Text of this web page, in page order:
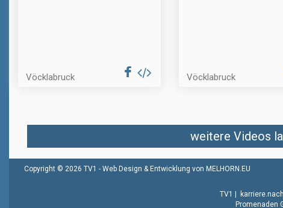
Vöcklabruck Vöcklabruck
weitere Videos
Copyright © 2026 TV1 - Web Design & Entwicklung von MELHORN.EU
TV1
Promenaden